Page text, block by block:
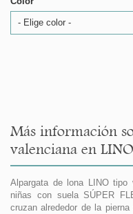
- Elige color -
Más información
valenciana en
Alpargata de lona LINO tipo
niñas con suela SÚPER
cruzan alrededor de la